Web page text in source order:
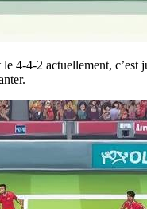
4-4-2 actuellement,